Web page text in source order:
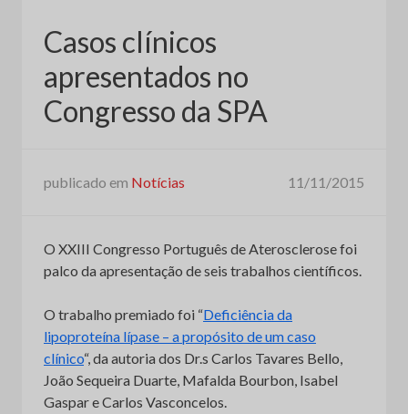
Casos clínicos
apresentados no
Congresso da SPA
publicado em Notícias 11/11/2015
O XXIII Congresso Português de Aterosclerose foi
palco da apresentação de seis trabalhos científicos.
O trabalho premiado foi “Deficiência da
lipoproteína lípase – a propósito de um caso
clínico“, da autoria dos Dr.s Carlos Tavares Bello,
João Sequeira Duarte, Mafalda Bourbon, Isabel
Gaspar e Carlos Vasconcelos.